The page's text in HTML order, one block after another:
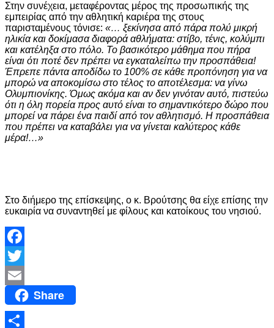
Στην συνέχεια, μεταφέροντας μέρος της προσωπικής της
εμπειρίας από την αθλητική καριέρα της στους
παρισταμένους τόνισε: «… ξεκίνησα από πάρα πολύ μικρή
ηλικία και δοκίμασα διαφορά αθλήματα: στίβο, τένις, κολύμπι
και κατέληξα στο πόλο. Το βασικότερο μάθημα που πήρα
είναι ότι ποτέ δεν πρέπει να εγκαταλείπω την προσπάθεια!
Έπρεπε πάντα αποδίδω το 100% σε κάθε προπόνηση για να
μπορώ να αποκομίσω στο τέλος το αποτέλεσμα: να γίνω
Ολυμπιονίκης. Όμως ακόμα και αν δεν γινόταν αυτό, πιστεύω
ότι η όλη πορεία προς αυτό είναι το σημαντικότερο δώρο που
μπορεί να πάρει ένα παιδί από τον αθλητισμό. Η προσπάθεια
που πρέπει να καταβάλει για να γίνεται καλύτερος κάθε
μέρα!…»
Στο διήμερο της επίσκεψης, ο κ. Βρούτσης θα είχε επίσης την
ευκαιρία να συναντηθεί με φίλους και κατοίκους του νησιού.
Facebook
Twitter
Email Share